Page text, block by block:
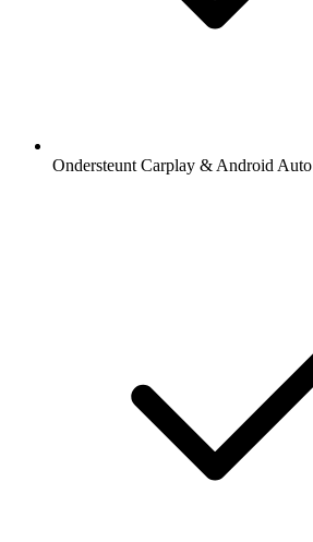
Ondersteunt Carplay & Android Auto